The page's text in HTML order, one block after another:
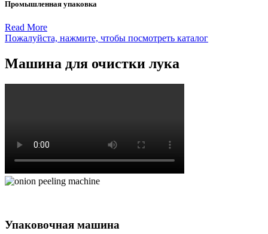
Промышленная упаковка
Read More
Пожалуйста, нажмите, чтобы посмотреть каталог
Машина для очистки лука
Упаковочная машина